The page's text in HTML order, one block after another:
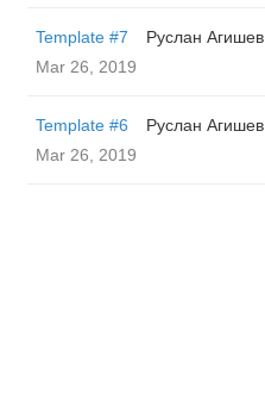
Template #7
Руслан Агишев
Mar 26, 2019
Template #6
Руслан Агишев
Mar 26, 2019